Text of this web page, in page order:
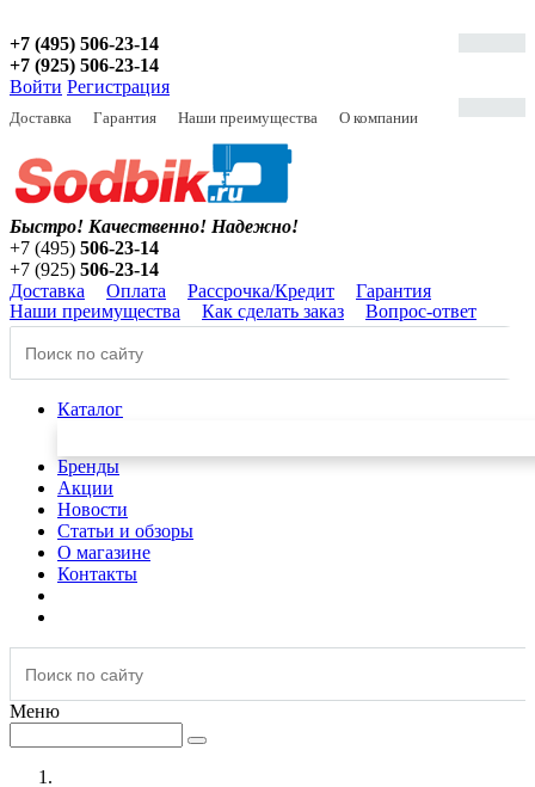
+7 (495) 506-23-14
+7 (925) 506-23-14
Войти Регистрация
Доставка Гарантия Наши преимущества О компании
Быстро! Качественно! Надежно!
+7 (495) 506-23-14
+7 (925) 506-23-14
Доставка
Оплата Рассрочка/Кредит
Гарантия
Наши преимущества
Как сделать заказ Вопрос-ответ
Каталог
Бренды
Акции
Новости
Статьи и обзоры
О магазине
Контакты
Меню